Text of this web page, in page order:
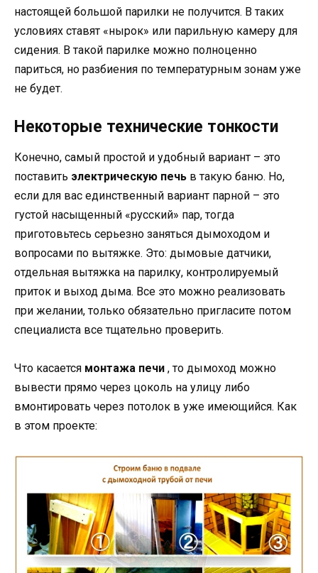
настоящей большой парилки не получится. В таких
условиях ставят «нырок» или парильную камеру для
сидения. В такой парилке можно полноценно
париться, но разбиения по температурным зонам уже
не будет.
Некоторые технические тонкости
Конечно, самый простой и удобный вариант – это
поставить электрическую печь в такую баню. Но,
если для вас единственный вариант парной – это
густой насыщенный «русский» пар, тогда
приготовьтесь серьезно заняться дымоходом и
вопросами по вытяжке. Это: дымовые датчики,
отдельная вытяжка на парилку, контролируемый
приток и выход дыма. Все это можно реализовать
при желании, только обязательно пригласите потом
специалиста все тщательно проверить.
Что касается монтажа печи , то дымоход можно
вывести прямо через цоколь на улицу либо
вмонтировать через потолок в уже имеющийся. Как
в этом проекте: